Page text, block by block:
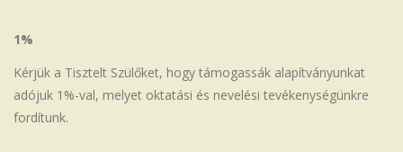
1%
Kérjük a Tisztelt Szülőket, hogy támogassák alapítványunkat
adójuk 1%-val, melyet oktatási és nevelési tevékenységünkre
fordítunk.